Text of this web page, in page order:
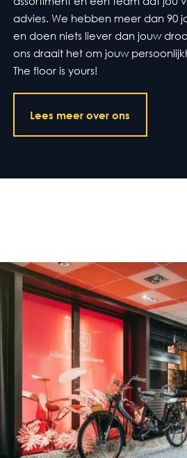
advies. We hebben meer dan 90
en doen niets liever dan jouw
ons draait het om jouw
The floor is yours!
Lees meer over ons